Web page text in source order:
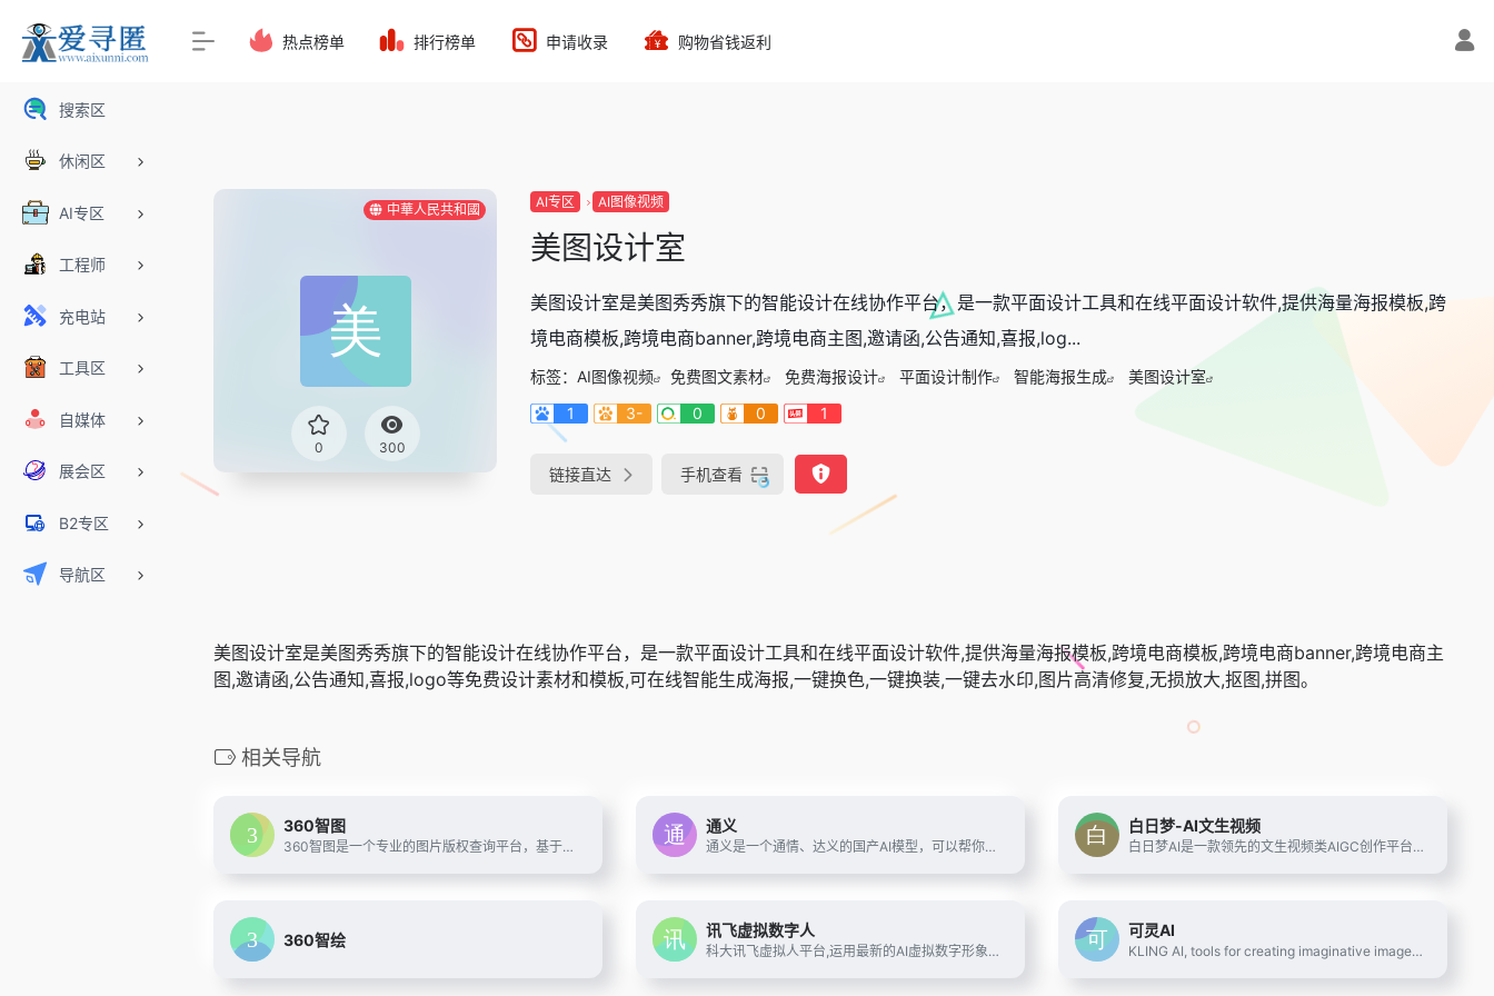
搜索区
休闲区
AI专区
工程师
充电站
工具区
自媒体
展会区
B2专区
导航区
热点榜单 排行榜单 申请收录 购物省钱返利
中華人民共和國
0 300
AI专区 AI图像视频
美图设计室
美图设计室是美图秀秀旗下的智能设计在线协作平台，是一款平面设计工具和在线平面设计软件,提供海量海报模板,跨
境电商模板,跨境电商banner,跨境电商主图,邀请函,公告通知,喜报,log...
标签： AI图像视频 免费图文素材 免费海报设计 平面设计制作 智能海报生成
美图设计室
1
3- 0 0 1
链接直达 手机查看
美图设计室是美图秀秀旗下的智能设计在线协作平台，是一款平面设计工具和在线平面设计软件,提供海量海报模板,跨境电商模板,跨境电商banner,跨境电商主
图,邀请函,公告通知,喜报,logo等免费设计素材和模板,可在线智能生成海报,一键换色,一键换装,一键去水印,图片高清修复,无损放大,抠图,拼图。
相关导航
360智图
360智图是一个专业的图片版权查询平台，基于360搜索算法和图像AI识别能力，为广大运营、市场、广告、设计师等需要用到配图或者进行设计的用户服务。版权图片数量多，且质量优。平台具有图片版权一键查询、版权图片搜索、相似版权图片推荐、免费版权图供给等服务。
通义
通义是一个通情、达义的国产AI模型，可以帮你解答问题、文档阅读、联网搜索并写作总结，最多支持1000万字的文档速读。通义tongyi.ai_你的全能AI助手
白日梦-AI文生视频
白日梦AI是一款领先的文生视频类AIGC创作平台,专注于AI视频内容生成。
360智绘
讯飞虚拟数字人
科大讯飞虚拟人平台,运用最新的AI虚拟数字形象技术,结合语音识别、语义理解、语音合成、星火大模型等AI核心技术,提供虚拟数字人形象资产构建、AI驱动、多模态交互的多场景虚拟人解决方案。提供形象定制、声音克隆、多模态智能交互、虚拟主播视频制作、虚拟人直播、虚拟人能力开放等服务内容。
可灵AI
KLING AI, tools for creating imaginative images and videos, based on state-of-art generative AI methods.